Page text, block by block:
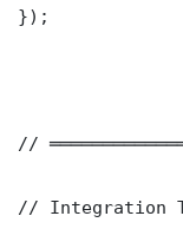
});
//
// Integration